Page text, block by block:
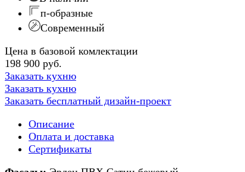
п-образные
Современный
Цена в базовой комлектации
198 900 руб.
Заказать кухню
Заказать кухню
Заказать бесплатный дизайн-проект
Описание
Оплата и доставка
Сертификаты